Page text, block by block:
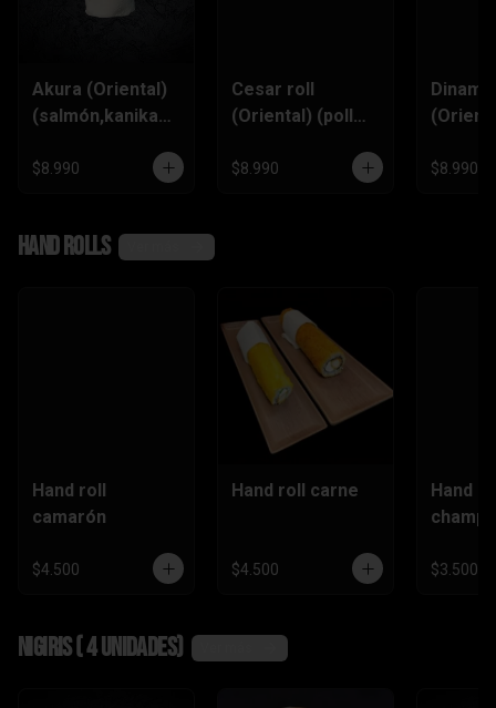
Akura (Oriental)
(salmón,kanikam
e)
$8.990
Cesar roll
(Oriental) (pollo
crema,ciboulette
$8.990
,queso
$8.990
Hand rolls
Hand roll
camarón
$4.500
Hand roll carne
$4.500
Hand
$3.500
Nigiris ( 4 unidades)